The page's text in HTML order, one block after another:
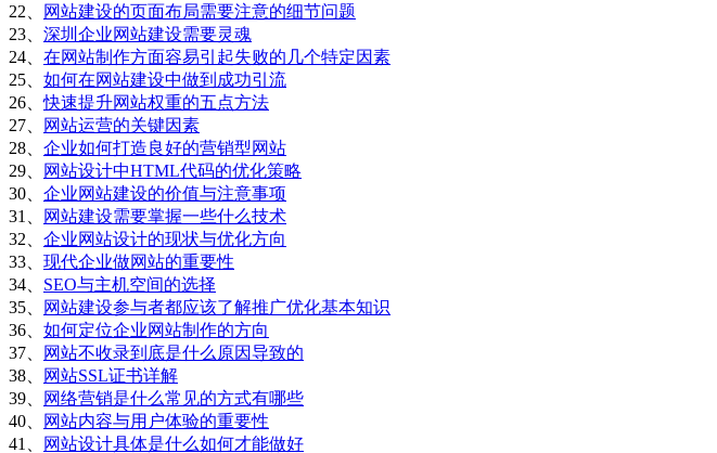
22、
网站建设的页面布局需要注意的细节问题
23、 深圳企业网站建设需要灵魂
24、 在网站制作方面容易引起失败的几个特定因素
25、 如何在网站建设中做到成功引流
26、快速提升网站权重的五点方法
27、
网站运营的关键因素
28、 企业如何打造良好的营销型网站
29、
网站设计中HTML代码的优化策略
30、 企业网站建设的价值与注意事项
31、
网站建设需要掌握一些什么技术
32、 企业网站设计的现状与优化方向
33、 现代企业做网站的重要性
34、 SEO与主机空间的选择
35、
网站建设参与者都应该了解推广优化基本知识
36、 如何定位企业网站制作的方向
37、
网站不收录到底是什么原因导致的
38、
网站SSL证书详解
39、
网络营销是什么常见的方式有哪些
40、
网站内容与用户体验的重要性
41、
网站设计具体是什么如何才能做好